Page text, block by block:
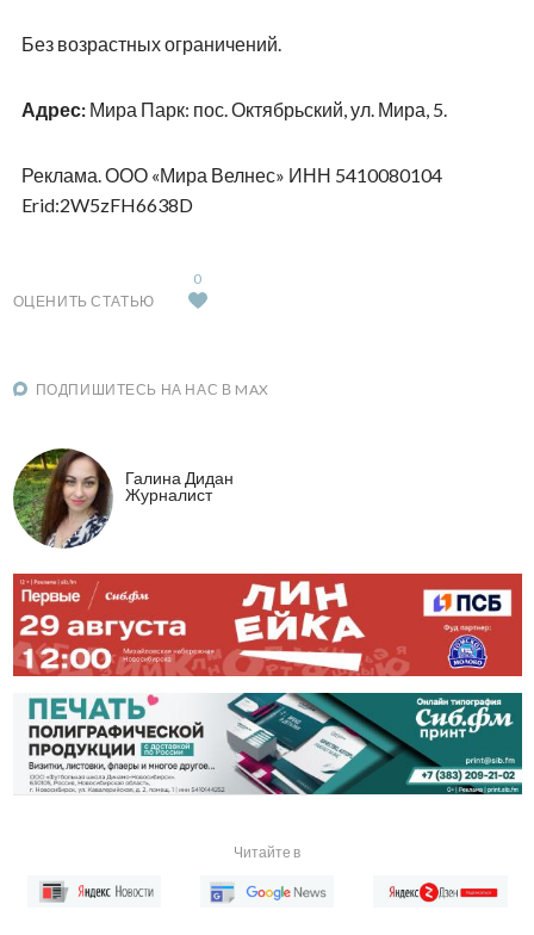
Без возрастных ограничений.
Адрес:Мира Парк: пос. Октябрьский, ул. Мира, 5.
Реклама. ООО «Мира Велнес» ИНН 5410080104
Erid:2W5zFH6638D
ОЦЕНИТЬ СТАТЬЮ
0
ПОДПИШИТЕСЬ НА НАС В MAX
Галина Дидан
Журналист
Читайте в